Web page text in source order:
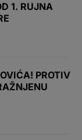
1. RUJNA
PROTIV